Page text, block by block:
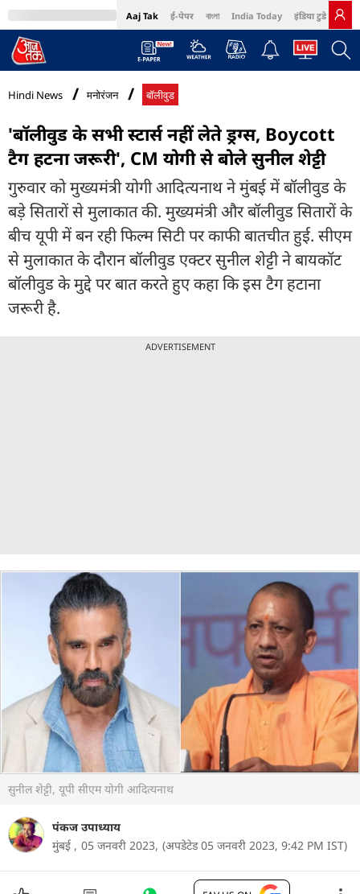
Aaj Tak ई-पेपर বাংলা India Today इंडिया टुडे हिंदी
MumbaiTak Cosmopolitan Harper's Bazaar Northeast
Hindi News मनोरंजन बॉलीवुड
'बॉलीवुड के सभी स्टार्स नहीं लेते ड्रग्स, Boycott
टैग हटना जरूरी', CM योगी से बोले सुनील शेट्टी
गुरुवार को मुख्यमंत्री योगी आदित्यनाथ ने मुंबई में बॉलीवुड के
बड़े सितारों से मुलाकात की. मुख्यमंत्री और बॉलीवुड सितारों के
बीच यूपी में बन रही फिल्म सिटी पर काफी बातचीत हुई. सीएम
से मुलाकात के दौरान बॉलीवुड एक्टर सुनील शेट्टी ने बायकॉट
बॉलीवुड के मुद्दे पर बात करते हुए कहा कि इस टैग हटाना
जरूरी है.
ADVERTISEMENT
सुनील शेट्टी, यूपी सीएम योगी आदित्यनाथ
पंकज उपाध्याय
मुंबई , 05 जनवरी 2023, (अपडेटेड 05 जनवरी 2023, 9:42 PM IST)